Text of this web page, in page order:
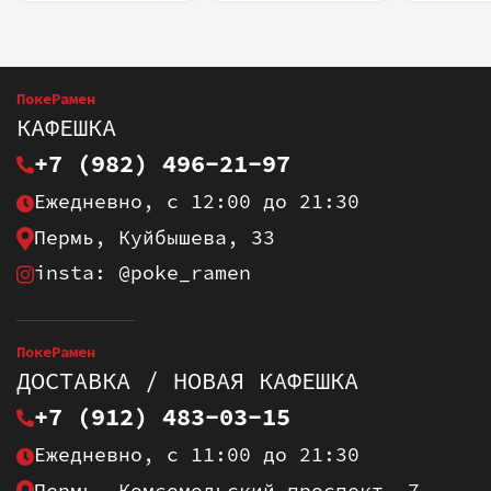
ПокеРамен
КАФЕШКА
+7 (982) 496-21-97
Ежедневно, с 12:00 до 21:30
Пермь, Куйбышева, 33
insta: @poke_ramen
ПокеРамен
ДОСТАВКА / НОВАЯ КАФЕШКА
+7 (912) 483-03-15
Ежедневно, с 11:00 до 21:30